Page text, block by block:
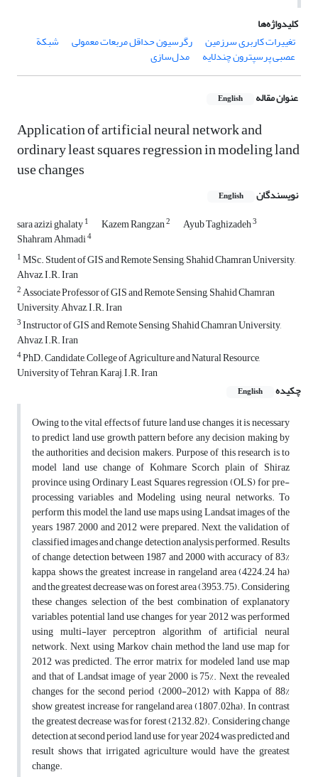
کلیدواژه‌ها
تغییرات کاربری سرزمین
رگرسیون حداقل مربعات معمولی شبکة
عصبی پرسپترون چندلایه مدل‌سازی
عنوان مقاله English
Application of artificial neural network and
ordinary least squares regression in modeling land
use changes
نویسندگان English
sara azizi ghalaty1 Kazem Rangzan2 Ayub Taghizadeh3
Shahram Ahmadi4
1MSc. Student of GIS and Remote Sensing, Shahid Chamran University,
Ahvaz, I.R. Iran
2Associate Professor of GIS and Remote Sensing, Shahid Chamran
University, Ahvaz, I.R. Iran
3Instructor of GIS and Remote Sensing, Shahid Chamran University,
Ahvaz, I.R. Iran
4PhD. Candidate, College of Agriculture and Natural Resource,
University of Tehran, Karaj, I.R. Iran
چکیده
English
Owing to the vital effects of future land use changes, it is necessary
to predict land use growth pattern before any decision making by
the authorities and decision makers. Purpose of this research is to
model land use change of Kohmare Scorch plain of Shiraz
province using Ordinary Least Squares regression (OLS) for pre-
processing variables and Modeling using neural networks. To
perform this model, the land use maps using Landsat images of the
years 1987, 2000 and 2012 were prepared. Next, the validation of
classified images and change detection analysis performed. Results
of change detection between 1987 and 2000 with accuracy of 83%
kappa, shows the greatest increase in rangeland area (4224.24 ha)
and the greatest decrease was on forest area (3953.75). Considering
these changes, selection of the best combination of explanatory
variables, potential land use changes for year 2012 was performed
using multi-layer perceptron algorithm of artificial neural
network. Next, using Markov chain method the land use map for
2012 was predicted. The error matrix for modeled land use map
and that of Landsat image of year 2000 is 75%. Next, the revealed
changes for the second period (2000-2012) with Kappa of 88%
show greatest increase for rangeland area (1807.02ha). In contrast
the greatest decrease was for forest (2132.82). Considering change
detection at second period, land use for year 2024 was predicted and
result shows that irrigated agriculture would have the greatest
change.